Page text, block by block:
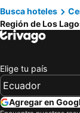
Hoteles en
Busca hoteles
Región de Los
Elige tu país
Agregar en